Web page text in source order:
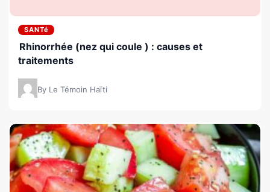
SANTé
Rhinorrhée (nez qui coule ) : causes et
traitements
By Le Témoin Haïti